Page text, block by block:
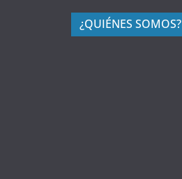
¿QUIÉNES SOMOS?